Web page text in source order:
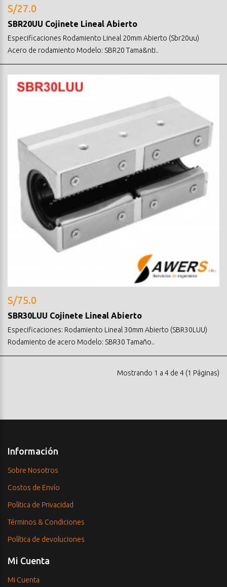
S/27.0
SBR20UU Cojinete Lineal Abierto
Especificaciones Rodamiento Lineal 20mm Abierto (Sbr20uu)
Acero de rodamiento Modelo: SBR20 Tama&nti..
S/75.0
SBR30LUU Cojinete Lineal Abierto
Especificaciones: Rodamiento Lineal 30mm Abierto (SBR30LUU)
Rodamiento de acero Modelo: SBR30 Tamaño..
Mostrando 1 a 4 de 4 (1 Páginas)
Información
Sobre Nosotros
Costos de Envío
Política de Privacidad
Términos & Condiciones
Política de devoluciones
Mi Cuenta
Mi Cuenta